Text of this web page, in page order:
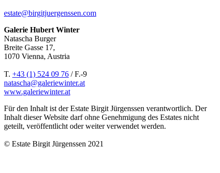
estate@birgitjuergenssen.com
Galerie Hubert Winter
Natascha Burger
Breite Gasse 17,
1070 Vienna, Austria
T. +43 (1) 524 09 76 / F.-9
natascha@galeriewinter.at
www.galeriewinter.at
Für den Inhalt ist der Estate Birgit Jürgenssen verantwortlich. Der
Inhalt dieser Website darf ohne Genehmigung des Estates nicht
geteilt, veröffentlicht oder weiter verwendet werden.
© Estate Birgit Jürgenssen 2021